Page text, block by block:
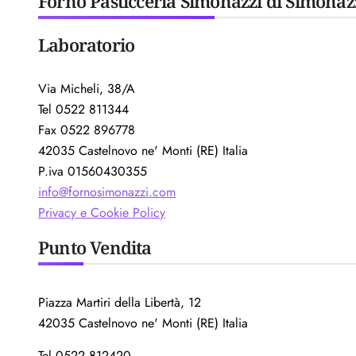
Laboratorio
Via Micheli, 38/A
Tel 0522 811344
Fax 0522 896778
42035 Castelnovo ne' Monti (RE) Italia
P.iva 01560430355
info@fornosimonazzi.com
Privacy e Cookie Policy
Punto Vendita
Piazza Martiri della Libertà, 12
42035 Castelnovo ne' Monti (RE) Italia